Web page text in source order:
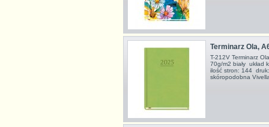
Terminarz Ola,
T-212V Terminarz
70g/m2 biały układ
ilość stron: 144
skóropodobna